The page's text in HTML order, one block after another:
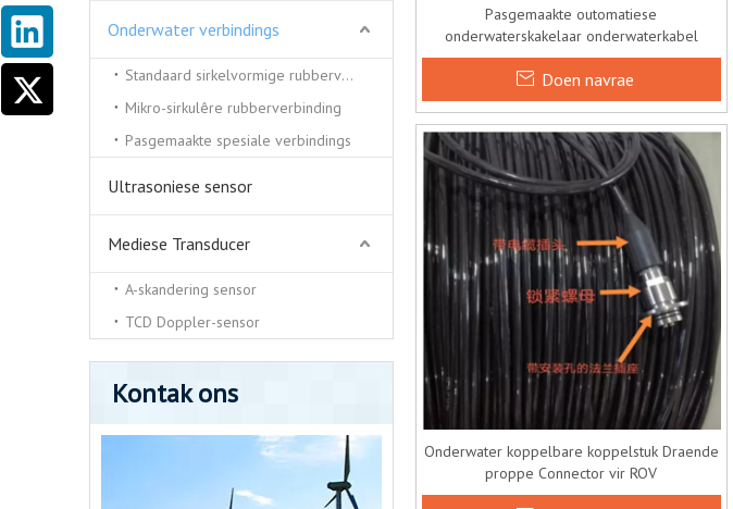
Onderwater verbindings
Standaard sirkelvormige rubberverbinding
Mikro-sirkulêre rubberverbinding
Pasgemaakte spesiale verbindings
Ultrasoniese sensor
Mediese Transducer
A-skandering sensor
TCD Doppler-sensor
Kontak ons
Pasgemaakte outomatiese
onderwaterskakelaar onderwaterkabel
Doen navrae
Onderwater koppelbare koppelstuk Draende
proppe Connector vir ROV